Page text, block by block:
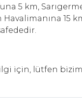
5 km,
15
için, lütfen